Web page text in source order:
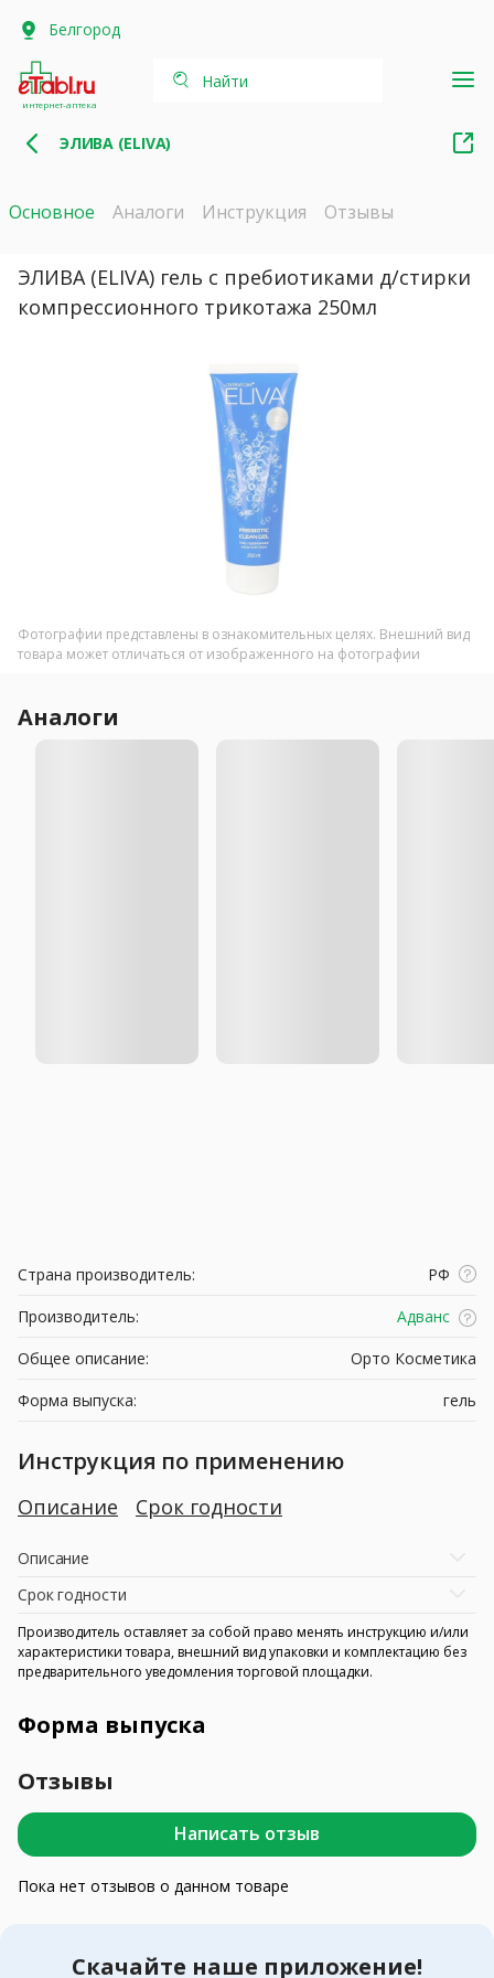
Белгород
интернет-аптека
Найти
ЭЛИВА (ELIVA)
Основное Аналоги Инструкция Отзывы
ЭЛИВА (ELIVA) гель с пребиотиками д/стирки
компрессионного трикотажа 250мл
Фотографии представлены в ознакомительных целях. Внешний вид
товара может отличаться от изображенного на фотографии
Аналоги
Страна производитель:
РФ
Производитель:
Адванс
Общее описание:
Орто Косметика
Форма выпуска:
гель
Инструкция по применению
Описание Срок годности
Описание
Срок годности
Производитель оставляет за собой право менять инструкцию и/или
характеристики товара, внешний вид упаковки и комплектацию без
предварительного уведомления торговой площадки.
Форма выпуска
Отзывы
Написать отзыв
Пока нет отзывов о данном товаре
Скачайте наше приложение!